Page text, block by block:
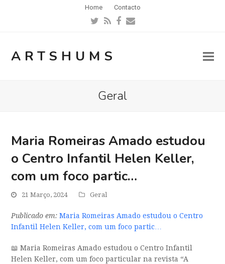
Home Contacto
Twitter
RSSFacebook
Email
ARTSHUMS
Geral
Maria Romeiras Amado estudou
o Centro Infantil Helen Keller,
com um foco partic…
21 Março, 2024 Geral
Publicado em: Maria Romeiras Amado estudou o Centro
Infantil Helen Keller, com um foco partic…
📖 Maria Romeiras Amado estudou o Centro Infantil
Helen Keller, com um foco particular na revista “A